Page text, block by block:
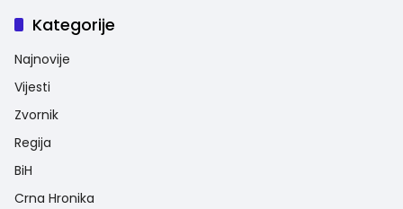
Kategorije
Najnovije
Vijesti
Zvornik
Regija
BiH
Crna Hronika